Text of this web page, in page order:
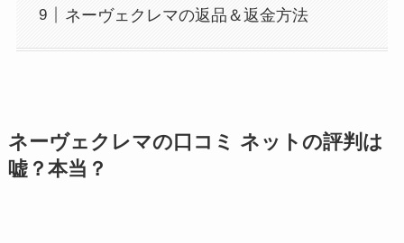
ネーヴェクレマの返品＆返金方法
ネーヴェクレマの口コミ ネットの評判は
嘘？本当？